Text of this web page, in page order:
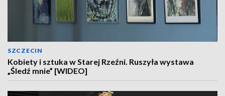
SZCZECIN
Kobiety i sztuka w Starej Rzeźni. Ruszyła wystawa
„Śledź mnie” [WIDEO]